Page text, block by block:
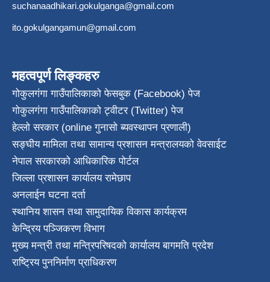
suchanaadhikari.gokulganga@gmail.com
ito.gokulgangamun@gmail.com
महत्वपूर्ण लिङ्कहरु
गोकुलगंगा गाउँपालिकाको फेसबुक (Facebook) पेज
गोकुलगंगा गाउँपालिकाको ट्वीटर (Twitter) पेज
हेल्लो सरकार (online गुनासो ब्यवस्थापन प्रणाली)
सङ्घीय मामिला तथा सामान्य प्रशासन मन्त्रालयको वेवसाईट
नेपाल सरकारको आधिकारिक पोर्टल
जिल्ला प्रशासन कार्यालय रामेछाप
अनलाईन घटना दर्ता
स्थानिय शासन तथा सामुदायिक विकास कार्यक्रम
केन्द्रिय पञ्जिकरण विभाग
मुख्य मन्त्री तथा मन्त्रिपरिषदको कार्यालय बागमति प्रदेश
राष्ट्रिय पुननिर्माण प्राधिकरण